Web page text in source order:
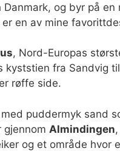
og byr på
en av mine
, Nord-Europas
kyststien fra Sandvig
røffe side.
med puddermyk sand
gjennom Almindingen
og et område hvor